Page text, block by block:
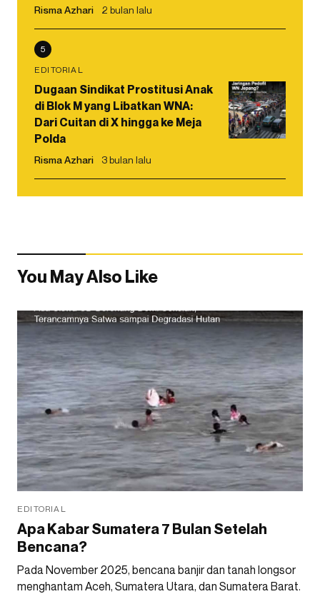
Risma Azhari 2 bulan lalu
5
EDITORIAL
Dugaan Sindikat Prostitusi Anak
di Blok M yang Libatkan WNA:
Dari Cuitan di X hingga ke Meja
Polda
Risma Azhari 3 bulan lalu
You May Also Like
EDITORIAL
Apa Kabar Sumatera 7 Bulan Setelah
Bencana?
Pada November 2025, bencana banjir dan tanah longsor
menghantam Aceh, Sumatera Utara, dan Sumatera Barat.